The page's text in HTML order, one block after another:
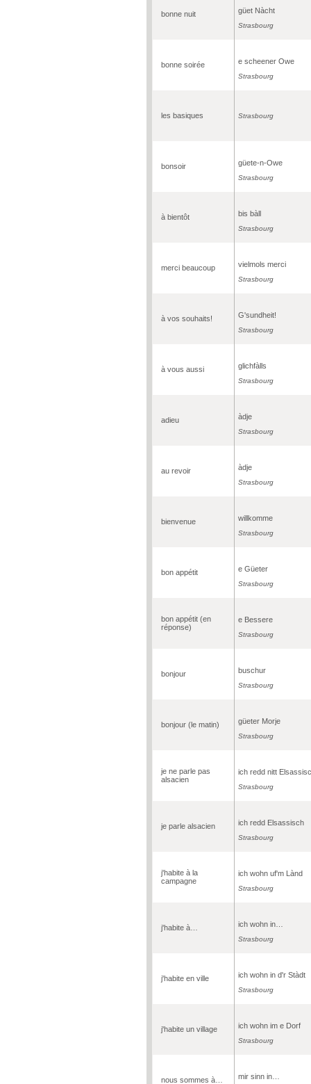
bonne nuit güet Nàcht
Strasbourg
bonne soirée e scheener Owe
Strasbourg
les basiques Strasbourg
bonsoir güete-n-Owe
Strasbourg
à bientôt bis bàll
Strasbourg
merci beaucoup vielmols merci
Strasbourg
à vos souhaits! G'sundheit!
Strasbourg
à vous aussi glichfàlls
Strasbourg
adieu àdje
Strasbourg
au revoir àdje
Strasbourg
bienvenue willkomme
Strasbourg
bon appétit e Güeter
Strasbourg
bon appétit (en
réponse)
e Bessere
Strasbourg
bonjour buschur
Strasbourg
bonjour (le matin) güeter Morje
Strasbourg
je ne parle pas
alsacien
ich redd nitt
Strasbourg
je parle alsacien ich redd Elsassisch
Strasbourg
j'habite à la
campagne
ich wohn uf'm Lànd
Strasbourg
j'habite à… ich wohn in…
Strasbourg
j'habite en ville ich wohn in d'r Stàdt
Strasbourg
j'habite un village ich wohn im e Dorf
Strasbourg
nous sommes à… mir sinn in…